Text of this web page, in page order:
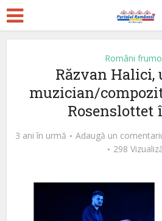
Români
Răzvan Halici,
muzician/
Rosenslottet
3 ani în urmă Adaugă un
298